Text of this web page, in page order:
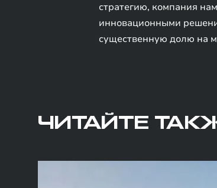
стратегию, компания
инновационными
существенную долю на
ЧИТАЙТЕ